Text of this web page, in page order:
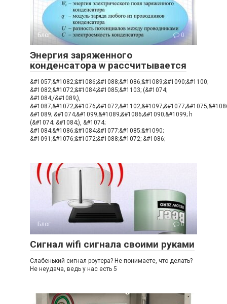
Блог 0
Энергия заряженного
конденсатора w рассчитывается
&#1057;&#1082;&#1086;&#1088;&#1086;&#1089;&#1090;&#1100;
&#1082;&#1072;&#1084;&#1085;&#1103; (&#1074;
&#1084;/&#1089;),
&#1089; &#1074;&#1099;&#1089;&#1086;&#1090;&#1099; h
(&#1074; &#1084;), &#1074;
&#1084;&#1086;&#1084;&#1077;&#1085;&#1090;
&#1091;&#1076;&#1072;&#1088;&#1072; &#1086;
Блог 0
Сигнал wifi сигнала своими руками
Слабенький сигнал роутера? Не понимаете, что делать?
Не неудача, ведь у нас есть 5